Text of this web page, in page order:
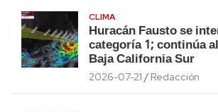
CLIMA
Huracán Fausto se
categoría 1; continúa
Baja California Sur
2026-07-21 Redacción